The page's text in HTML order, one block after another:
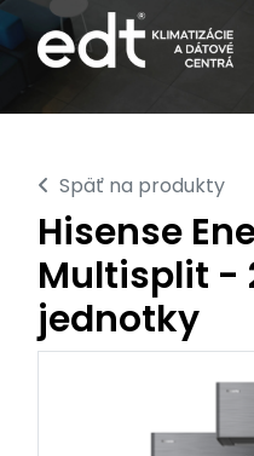
Späť na produkty
Hisense
Multisplit -
jednotky